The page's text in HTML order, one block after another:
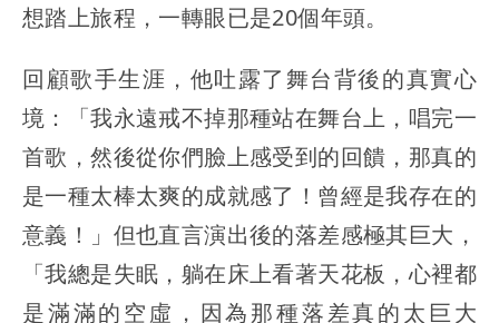
想踏上旅程，一轉眼已是20個年頭。
回顧歌手生涯，他吐露了舞台背後的真實心
境：「我永遠戒不掉那種站在舞台上，唱完一
首歌，然後從你們臉上感受到的回饋，那真的
是一種太棒太爽的成就感了！曾經是我存在的
意義！」但也直言演出後的落差感極其巨大，
「我總是失眠，躺在床上看著天花板，心裡都
是滿滿的空虛，因為那種落差真的太巨大